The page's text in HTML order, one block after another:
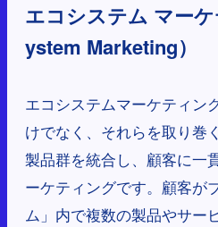
エコシステム マー
ystem Marketing）
エコシステムマーケティン
けでなく、それらを取り巻
製品群を統合し、顧客に一
ーケティングです。顧客が
ム」内で複数の製品やサー